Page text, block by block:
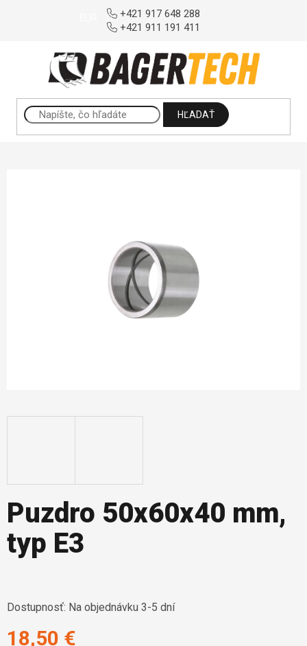
+421 917 648 288
+421 911 191 411
HĽADAŤ
Puzdro 50x60x40 mm,
typ E3
Dostupnosť: Na objednávku 3-5 dní
18,50 €